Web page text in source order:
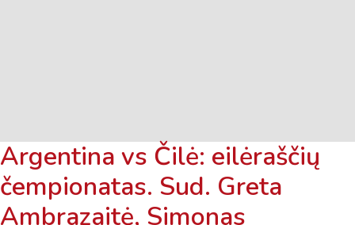
Argentina vs Čilė: eilėraščių
čempionatas. Sud. Greta
Ambrazaitė, Simonas